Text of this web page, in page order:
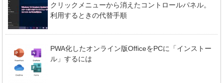
クリックメニューから消えたコントロールパネル。
利用するときの代替手順
PWA化したオンライン版OfficeをPCに「インストー
ル」するには